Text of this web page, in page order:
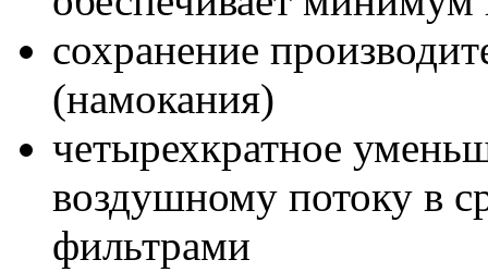
сохранение
(намокания)
четырехкратное
воздушному потоку в
фильтрами